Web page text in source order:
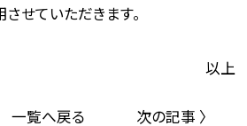
せていただきます。
以上
一覧へ戻る 次の記事 〉